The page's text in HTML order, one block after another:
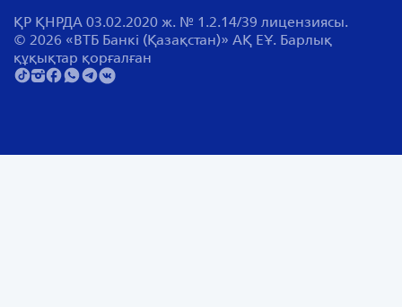
ҚР ҚНРДА 03.02.2020 ж. № 1.2.14/39 лицензиясы.
© 2026 «ВТБ Банкі (Қазақстан)» АҚ ЕҰ. Барлық
құқықтар қорғалған